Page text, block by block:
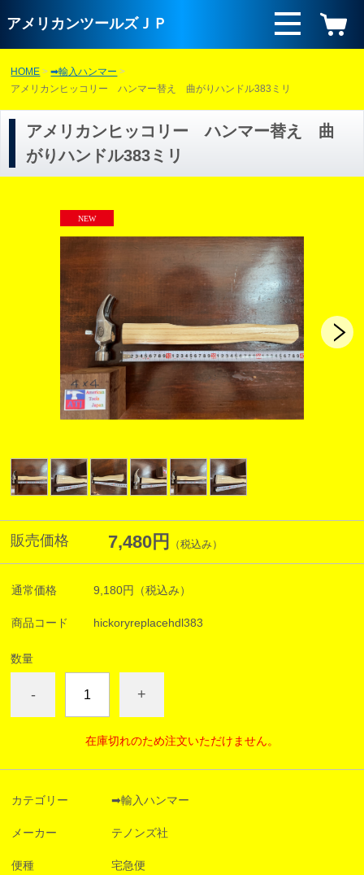
アメリカンツールズＪＰ
HOME
➡輸入ハンマー
アメリカンヒッコリー ハンマー替え 曲がりハンドル383ミリ
アメリカンヒッコリー ハンマー替え 曲
がりハンドル383ミリ
販売価格 7,480円 （税込み）
通常価格 9,180円 （税込み）
商品コード hickoryreplacehdl383
数量
- +
在庫切れのため注文いただけません。
カテゴリー ➡輸入ハンマー
メーカー テノンズ社
便種 宅急便